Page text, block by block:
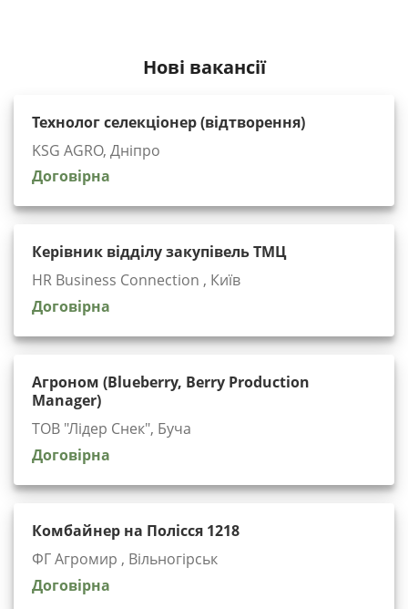
Нові вакансії
Технолог селекціонер (відтворення)
KSG AGRO, Дніпро
Договірна
Керівник відділу закупівель ТМЦ
HR Business Connection , Київ
Договірна
Агроном (Blueberry, Berry Production
Manager)
ТОВ "Лідер Снек", Буча
Договірна
Комбайнер на Полісся 1218
ФГ Агромир , Вільногірськ
Договірна